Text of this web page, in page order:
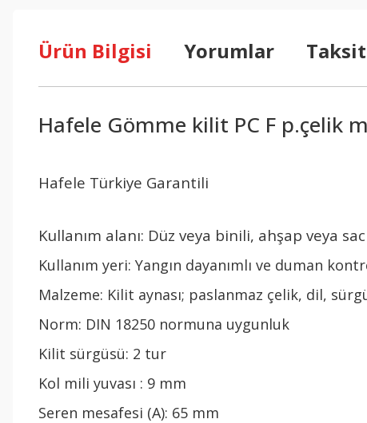
Ürün Bilgisi Yorumlar
Hafele Gömme kilit PC F p.çelik
Hafele Türkiye Garantili
Kullanım alanı: Düz veya binili, ahşap veya
Kullanım yeri: Yangın dayanımlı ve duman
Malzeme: Kilit aynası; paslanmaz çelik, dil,
Norm: DIN 18250 normuna uygunluk
Kilit sürgüsü: 2 tur
Kol mili yuvası : 9 mm
Seren mesafesi (A): 65 mm